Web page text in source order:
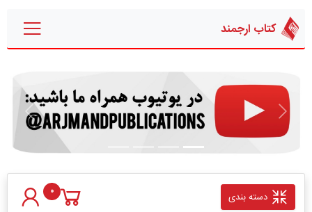
کتاب ارجمند
قبلی بعدی
دسته بندی 0